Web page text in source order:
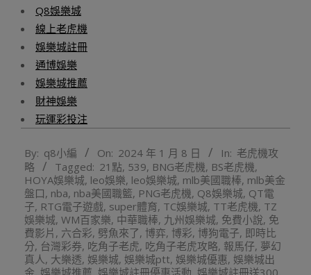
Q8娛樂城
線上老虎機
娛樂城註冊
通博娛樂
娛樂城推薦
財神娛樂
玩運彩投注
01-
08
By: q8小編 On: 2024 年 1 月 8 日 In: 老虎機攻
略
Tagged: 21點, 539, BNG老虎機, BS老虎機,
HOYA娛樂城, leo娛樂, leo娛樂城, mlb美國職棒, mlb美金
盤口, nba, nba美國職籃, PNG老虎機, Q8娛樂城, QT電
子, RTG電子遊戲, super體育, TC娛樂城, TT老虎機, TZ
娛樂城, WM百家樂, 中華職棒, 九州娛樂城, 免費小說, 免
費影片 , 六合彩, 劈魚來了, 博弈, 博彩, 博狗電子, 即時比
分, 台灣彩券, 吃角子老虎, 吃角子老虎攻略, 報馬仔, 夢幻
真人, 大樂透, 娛樂城, 娛樂城ptt, 娛樂城優惠, 娛樂城出
金, 娛樂城推薦, 娛樂城註冊優惠活動, 娛樂城註冊送300,